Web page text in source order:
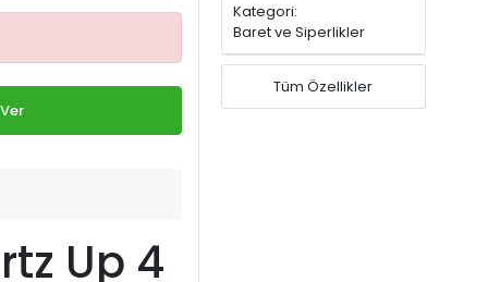
Up 4
Kategori:
Baret ve Siperlikler
Tüm Özellikler